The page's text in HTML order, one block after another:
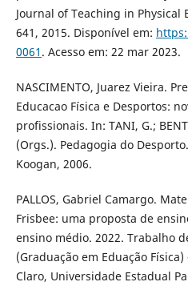
Journal of Teaching in Physical
641, 2015. Disponível em:
0061 . Acesso em: 22 mar 2023.
NASCIMENTO, Juarez Vieira.
Educacao Física e Desportos:
profissionais. In: TANI, G.;
(Orgs.). Pedagogia do
Koogan, 2006.
PALLOS, Gabriel Camargo.
Frisbee: uma proposta de
ensino médio. 2022. Trabalho
(Graduação em Eduação
Claro, Universidade Estadual